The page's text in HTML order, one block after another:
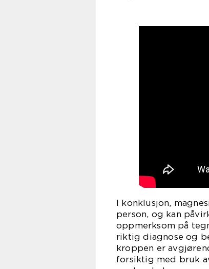
I konklusjon,
person, og kan
oppmerksom på
riktig diagnose og
kroppen er
forsiktig med bruk